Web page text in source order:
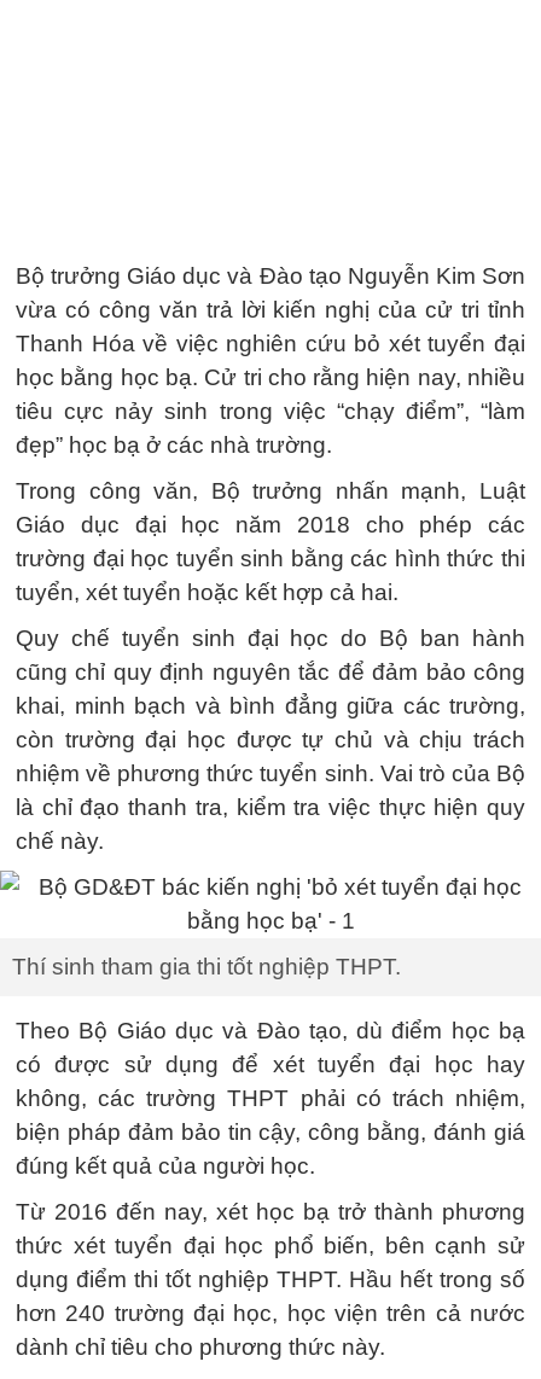
Bộ trưởng Giáo dục và Đào tạo Nguyễn Kim Sơn
vừa có công văn trả lời kiến nghị của cử tri tỉnh
Thanh Hóa về việc nghiên cứu bỏ xét tuyển đại
học bằng học bạ. Cử tri cho rằng hiện nay, nhiều
tiêu cực nảy sinh trong việc “chạy điểm”, “làm
đẹp” học bạ ở các nhà trường.
Trong công văn, Bộ trưởng nhấn mạnh, Luật
Giáo dục đại học năm 2018 cho phép các
trường đại học tuyển sinh bằng các hình thức thi
tuyển, xét tuyển hoặc kết hợp cả hai.
Quy chế tuyển sinh đại học do Bộ ban hành
cũng chỉ quy định nguyên tắc để đảm bảo công
khai, minh bạch và bình đẳng giữa các trường,
còn trường đại học được tự chủ và chịu trách
nhiệm về phương thức tuyển sinh. Vai trò của Bộ
là chỉ đạo thanh tra, kiểm tra việc thực hiện quy
chế này.
Thí sinh tham gia thi tốt nghiệp THPT.
Theo Bộ Giáo dục và Đào tạo, dù điểm học bạ
có được sử dụng để xét tuyển đại học hay
không, các trường THPT phải có trách nhiệm,
biện pháp đảm bảo tin cậy, công bằng, đánh giá
đúng kết quả của người học.
Từ 2016 đến nay, xét học bạ trở thành phương
thức xét tuyển đại học phổ biến, bên cạnh sử
dụng điểm thi tốt nghiệp THPT. Hầu hết trong số
hơn 240 trường đại học, học viện trên cả nước
dành chỉ tiêu cho phương thức này.